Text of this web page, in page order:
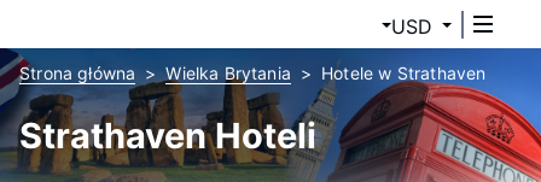
USD
Strona główna Wielka Brytania Hotele w Strathaven
Strathaven Hoteli